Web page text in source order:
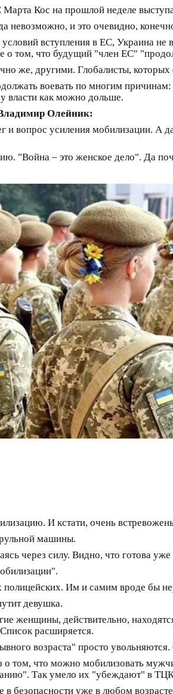
Кос на прошлой неделе
невозможно, и это очевидно,
вступления в ЕС, Украина
о том, что будущий "член ЕС"
же, другими. Глобалисты, которых
воевать по многим
власти как можно дольше.
Олейник:
и вопрос усиления мобилизации. А
"Война – это женское дело". Да
И кстати, очень
машины.
через силу. Видно, что готова уже
Им и самим вроде бы
девушка.
женщины, действительно,
расширяется.
возраста" просто
о том, что можно мобилизовать
Так умело их "убеждают" в
безопасности уже в любом